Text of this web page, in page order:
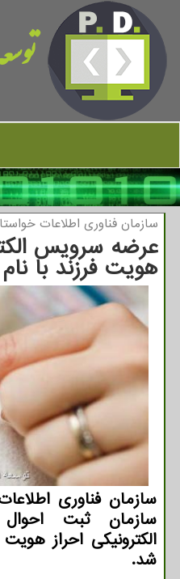
سازمان فناوری اطلاعات
عرضه سرویس
هویت فرزند با
سازمان فناوری
سازمان ثبت
الکترونیکی احراز
شد.